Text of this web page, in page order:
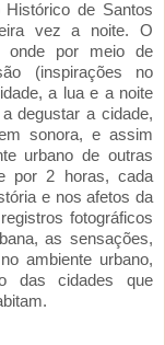
de Santos
vez a noite. O
onde por meio de
(inspirações no
a lua e a noite
degustar a cidade,
sonora, e assim
urbano de outras
por 2 horas, cada
e nos afetos da
fotográficos
as sensações,
ambiente urbano,
das cidades que